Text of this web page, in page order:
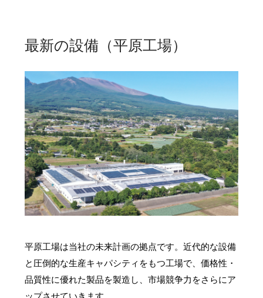
最新の設備（平原工場）
平原工場は当社の未来計画の拠点です。近代的な設備
と圧倒的な生産キャパシティをもつ工場で、価格性・
品質性に優れた製品を製造し、市場競争力をさらにア